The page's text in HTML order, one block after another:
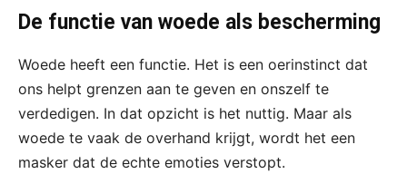
De functie van woede als bescherming
Woede heeft een functie. Het is een oerinstinct dat
ons helpt grenzen aan te geven en onszelf te
verdedigen. In dat opzicht is het nuttig. Maar als
woede te vaak de overhand krijgt, wordt het een
masker dat de echte emoties verstopt.